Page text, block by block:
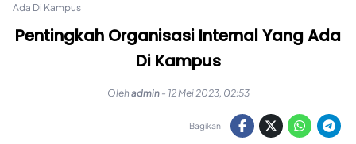
Ada Di Kampus
Pentingkah Organisasi Internal Yang Ada
Di Kampus
Olehadmin - 12 Mei 2023, 02:53
Bagikan: